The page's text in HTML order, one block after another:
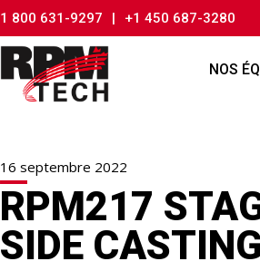
1 800 631-9297 | +1 450 687-3280
NOS
16 septembre 2022
RPM217
SIDE